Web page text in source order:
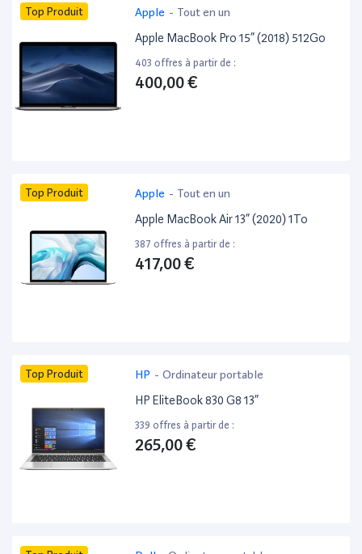
Top Produit Apple - Tout en un
Apple MacBook Pro 15” (2018) 512Go
403 offres à partir de :
400,00 €
Top Produit Apple - Tout en un
Apple MacBook Air 13” (2020) 1To
387 offres à partir de :
417,00 €
Top Produit HP - Ordinateur portable
HP EliteBook 830 G8 13”
339 offres à partir de :
265,00 €